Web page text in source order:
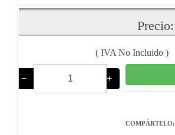
Precio:
( IVA No Incluido )
− +
COMPÁRTELO: